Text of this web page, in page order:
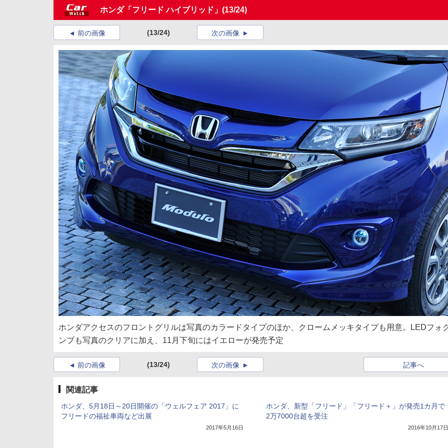
ホンダ「フリード ハイブリッド」 (13/24)
前の画像 (13/24) 次の画像
ホンダアクセスのフロントグリルは写真のカラードタイプのほか、クロームメッキタイプも用意。LEDフォ
ンプも写真のクリアに加え、11月下旬にはイエローが発売予定
前の画像 (13/24) 記事へ
次の画像
関連記事
ホンダ、5月18日～20日開催の「ウェルフェア 2017」に
フリードの福祉車両など出展
2017年5月16日
ホンダ、新型「フリード」「フリード＋」が発売1カ月で
2万7000台超を受注
2016年10月17日